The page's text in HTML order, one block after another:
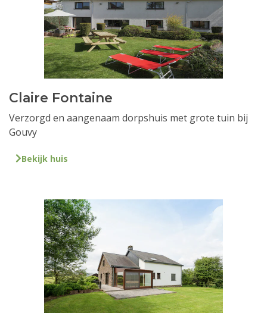
Claire Fontaine
Verzorgd en aangenaam dorpshuis met grote tuin bij
Gouvy
Bekijk huis